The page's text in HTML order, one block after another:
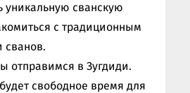
уникальную сванскую
с традиционным
сванов.
отправимся в Зугдиди.
свободное время для